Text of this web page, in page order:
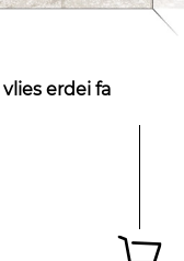
erdei fa